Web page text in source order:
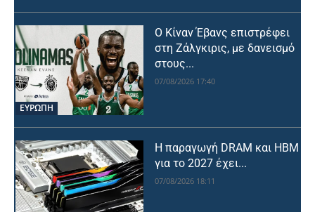
ΕΥΡΩΠΗ
Ο Κίναν Έβανς επιστρέφει
στη Ζάλγκιρις, με δανεισμό
στους...
07/08/2026 17:40
Η παραγωγή DRAM και HBM
για το 2027 έχει...
07/08/2026 18:11